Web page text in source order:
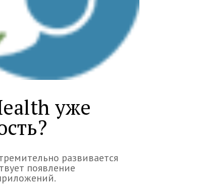
уже
развивается
появление